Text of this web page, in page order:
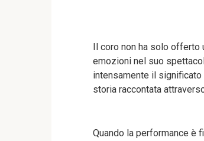
Il coro non ha solo offerto
emozioni nel suo
intensamente il
storia raccontata
Quando la performance è